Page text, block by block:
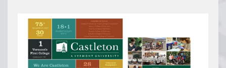
nghiệp ở Mỹ, #7 thành phố an toàn nhất trên Thế
Xem thêm